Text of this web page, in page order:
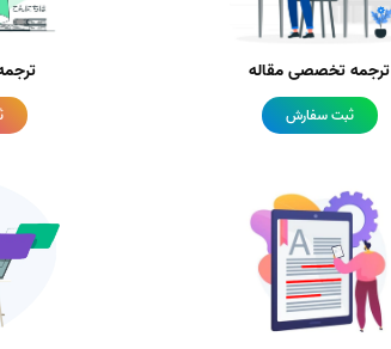
ترجمه تخصصی مقاله
ثبت سفارش